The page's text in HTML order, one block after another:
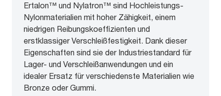
Ertalon™ und Nylatron™ sind Hochleistungs-
Nylonmaterialien mit hoher Zähigkeit, einem
niedrigen Reibungskoeffizienten und
erstklassiger Verschleißfestigkeit. Dank dieser
Eigenschaften sind sie der Industriestandard für
Lager- und Verschleißanwendungen und ein
idealer Ersatz für verschiedenste Materialien wie
Bronze oder Gummi.